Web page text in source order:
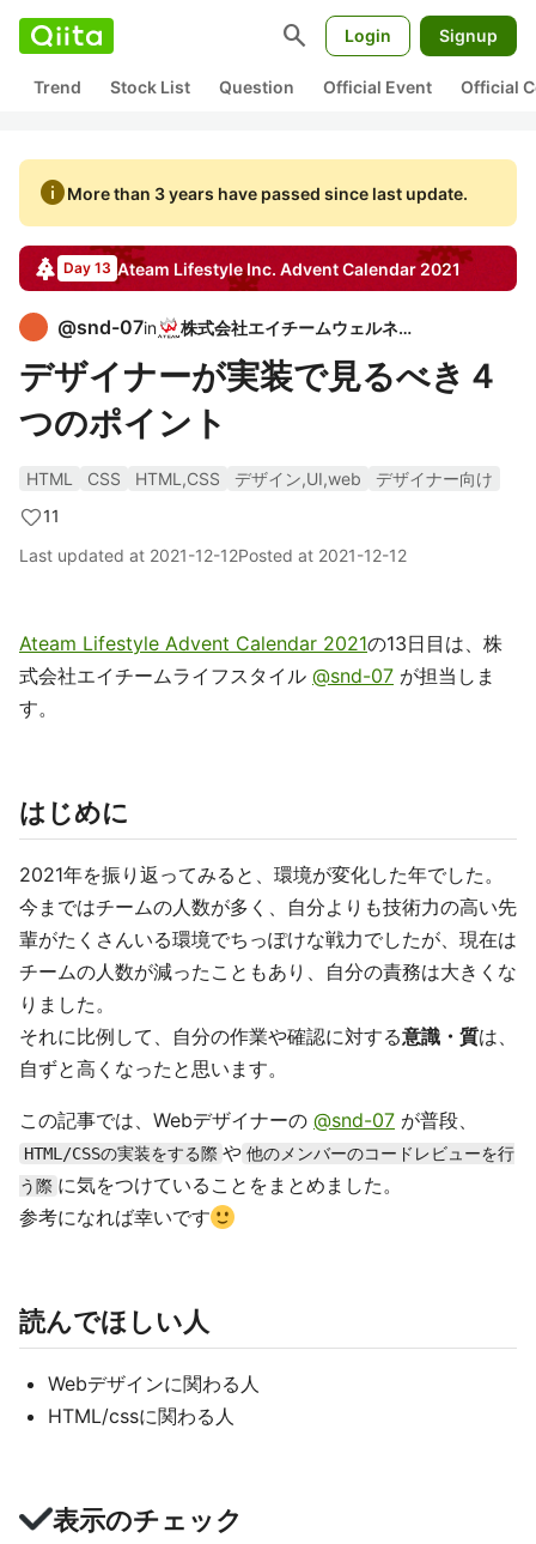
search Login Signup
Trend Stock List Question Official Event Official
infoMore than 3 years have passed since last update.
Day 13 Ateam Lifestyle Inc. Advent Calendar2021
@snd-07in 株式会社エイチームウェルネス
デザイナーが実装で見るべき４
つのポイント
HTML CSS HTML,CSS デザイン,UI,web
デザイナー向け
11
Last updated at 2021-12-12Posted at 2021-12-12
Ateam Lifestyle Advent Calendar 2021の13日目は、株
式会社エイチームライフスタイル @snd-07 が担当しま
す。
はじめに
2021年を振り返ってみると、環境が変化した年でした。
今まではチームの人数が多く、自分よりも技術力の高い先
輩がたくさんいる環境でちっぽけな戦力でしたが、現在は
チームの人数が減ったこともあり、自分の責務は大きくな
りました。
それに比例して、自分の作業や確認に対する意識・質は、
自ずと高くなったと思います。
この記事では、Webデザイナーの @snd-07 が普段、
HTML/CSSの実装をする際 や 他のメンバーのコードレビューを行
う際 に気をつけていることをまとめました。
参考になれば幸いです
読んでほしい人
Webデザインに関わる人
HTML/cssに関わる人
表示のチェック